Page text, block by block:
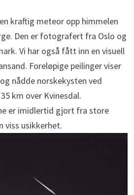
kraftig meteor opp himmelen
Den er fotografert fra Oslo og
Vi har også fått inn en visuell
Foreløpige peilinger viser
nådde norskekysten ved
km over Kvinesdal.
er imidlertid gjort fra store
viss usikkerhet.